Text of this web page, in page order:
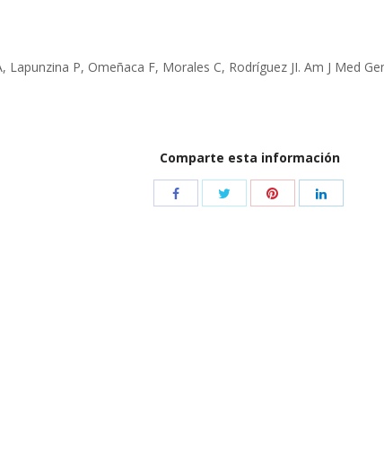
Lapunzina P, Omeñaca F, Morales C, Rodríguez JI. Am J Med
Comparte esta información